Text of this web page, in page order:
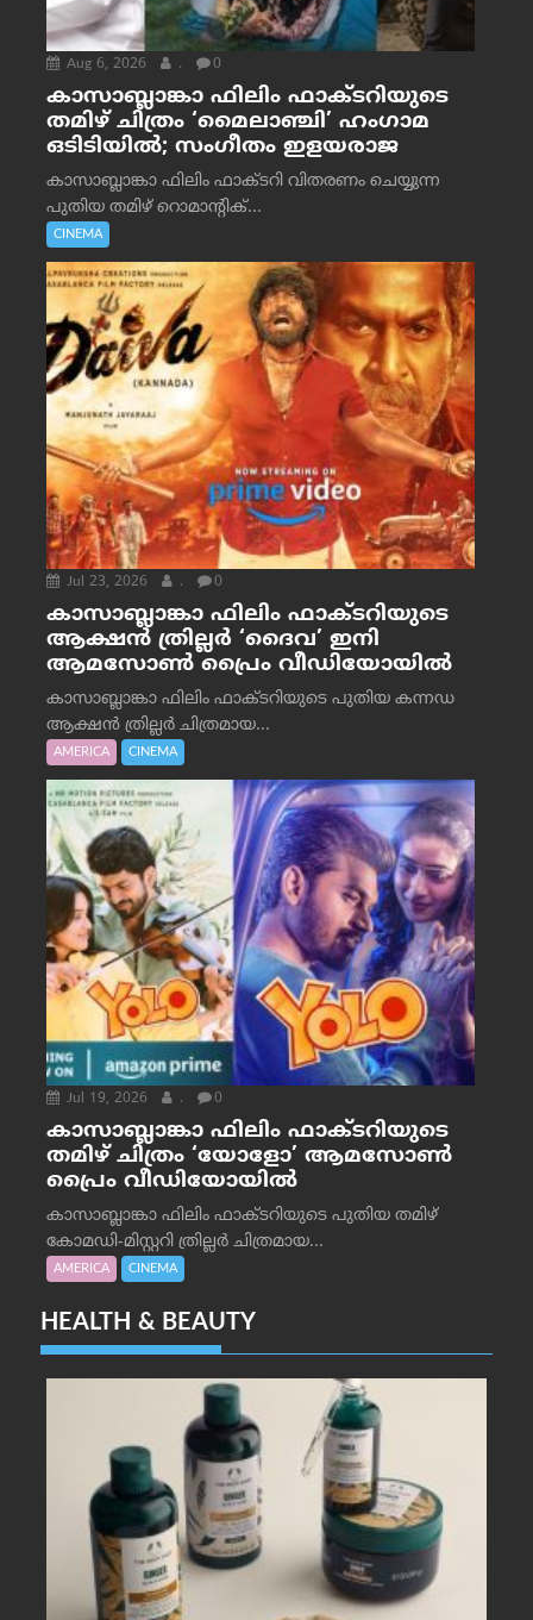
Aug 6, 2026 . 0
കാസാബ്ലാങ്കാ ഫിലിം ഫാക്ടറിയുടെ
തമിഴ് ചിത്രം ‘മൈലാഞ്ചി’ ഹംഗാമ
ഒടിടിയിൽ; സംഗീതം ഇളയരാജ
കാസാബ്ലാങ്കാ ഫിലിം ഫാക്ടറി വിതരണം ചെയ്യുന്ന
പുതിയ തമിഴ് റൊമാന്റിക്...
CINEMA
Jul 23, 2026 . 0
കാസാബ്ലാങ്കാ ഫിലിം ഫാക്ടറിയുടെ
ആക്ഷൻ ത്രില്ലർ ‘ദൈവ’ ഇനി
ആമസോൺ പ്രൈം വീഡിയോയിൽ
കാസാബ്ലാങ്കാ ഫിലിം ഫാക്ടറിയുടെ പുതിയ കന്നഡ
ആക്ഷൻ ത്രില്ലർ ചിത്രമായ...
AMERICA CINEMA
Jul 19, 2026 . 0
കാസാബ്ലാങ്കാ ഫിലിം ഫാക്ടറിയുടെ
തമിഴ് ചിത്രം ‘യോളോ’ ആമസോൺ
പ്രൈം വീഡിയോയിൽ
കാസാബ്ലാങ്കാ ഫിലിം ഫാക്ടറിയുടെ പുതിയ തമിഴ്
കോമഡി-മിസ്റ്ററി ത്രില്ലർ ചിത്രമായ...
AMERICA CINEMA
HEALTH & BEAUTY